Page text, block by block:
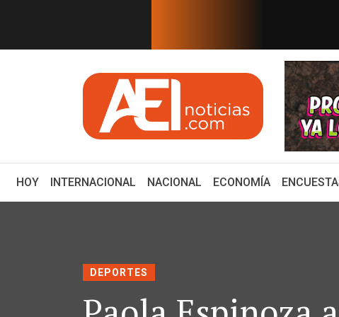
PRECANDIDATOS 2027:
HOY(CURRENT)
INTERNACIONAL NACIONAL ECONOMÍA
DEPORTES